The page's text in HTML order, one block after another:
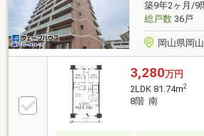
築9年2ヶ月/9
総戸数36戸
岡山県岡
3,280万円
2LDK 81.74m2
8階 南